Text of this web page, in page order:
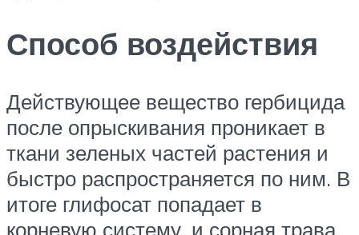
Способ воздействия
Действующее вещество гербицида
после опрыскивания проникает в
ткани зеленых частей растения и
быстро распространяется по ним. В
итоге глифосат попадает в
корневую систему, и сорная трава